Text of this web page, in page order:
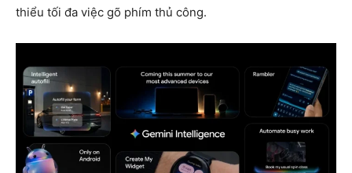
thiểu tối đa việc gõ phím thủ công.